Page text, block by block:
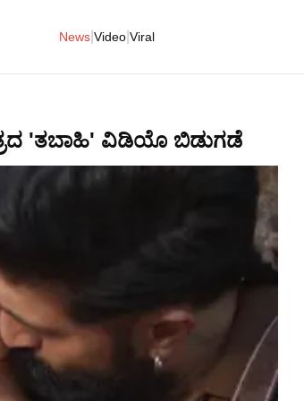
News Video Viral
'ತಬಾಹಿ' ವಿಡಿಯೊ ಬಿಡುಗಡೆ